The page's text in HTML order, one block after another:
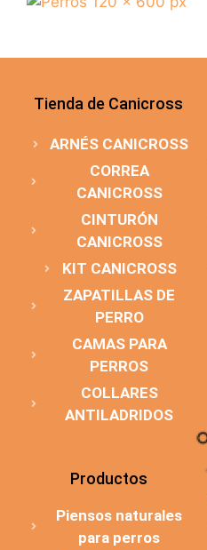
Tienda de Canicross
ARNÉS CANICROSS
CORREA
CANICROSS
CINTURÓN
CANICROSS
KIT CANICROSS
ZAPATILLAS DE
PERRO
CAMAS PARA
PERROS
COLLARES
ANTILADRIDOS
Productos
Piensos naturales
para perros